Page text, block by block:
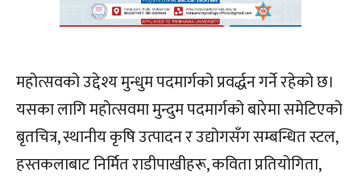
महोत्सवको उद्देश्य मुन्धुम पदमार्गको प्रवर्द्धन गर्ने रहेको छ।
यसका लागि महोत्सवमा मुन्दुम पदमार्गको बारेमा समेटिएको
बृतचित्र, स्थानीय कृषि उत्पादन र उद्योगसँग सम्बन्धित स्टल,
हस्तकलाबाट निर्मित राडीपाखीहरू, कविता प्रतियोगिता,